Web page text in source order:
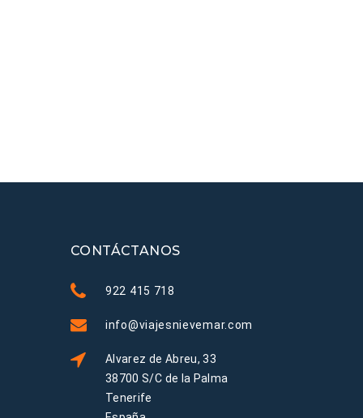
CONTÁCTANOS
922 415 718
info@viajesnievemar.com
Alvarez de Abreu, 33
38700 S/C de la Palma
Tenerife